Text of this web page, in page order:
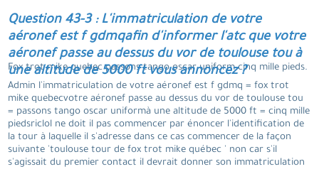
Question 43-3 : L'immatriculation de votre
aéronef est f gdmqafin d'informer l'atc que votre
aéronef passe au dessus du vor de toulouse tou à
une altitude de 5000 ft vous annoncez ?
Fox trot mike quebec passons tango oscar uniform cinq mille pieds.
Admin l'immatriculation de votre aéronef est f gdmq = fox trot
mike quebecvotre aéronef passe au dessus du vor de toulouse tou
= passons tango oscar uniformà une altitude de 5000 ft = cinq mille
piedsriclol ne doit il pas commencer par énoncer l'identification de
la tour à laquelle il s'adresse dans ce cas commencer de la façon
suivante 'toulouse tour de fox trot mike québec ' non car s'il
s'agissait du premier contact il devrait donner son immatriculation